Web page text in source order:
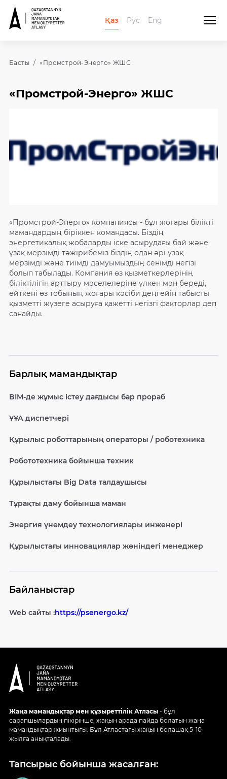
Қаз Рус Eng
Басты «Промстрой-Энерго» ЖШС
«Промстрой-Энерго» ЖШС
«Промстрой-Энерго» компаниясы - бұл жоғары білікті
мамандардың біріккен командасы. Біздің
энергетикалық жобаларды іске асырудағы бай және
ұзақ мерзімді тәжірибеміз біздің одан әрі ұзақ
мерзімді және тиімді дамуымыздың сенімді негізі
болып табылады. Компания өз қызметкерлерінің
біліктілігін арттыру мәселелеріне үлкен мән береді,
өйткені өз тобының жоғары кәсіби деңгейін табысты
қызметті жүзеге асыруға қажетті негізгі факторлар деп
санайды.
Барлық мамандықтар
BIM-де жұмыс істеу дағдысы бар прораб
ҰҰА диспетчері
Құрылыс роботтарының операторы / роботехника
Робототехника бойынша техник
Құрылыстағы Big Data талдаушысы
Тұрақты даму бойынша маман
Энергия үнемдеу технологиялары инженері
Құрылыстағы инновациялар жөніндегі менеджер
Байланыстар
Web сайты :https://psenergo.kz/
Жаңа мамандықтар мен құзыреттілік Атласы - бұл
сарапшылардың пікірінше, жақын арада пайда болатын жаңа
мамандықтар жиынтығы. Бұл Атластағы жақын болашақ 5-10
жылға анықталады.
Тапсырыс бойынша жасалған: